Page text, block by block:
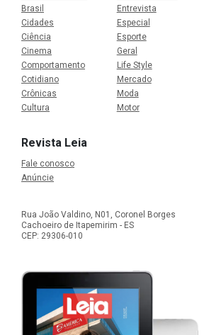
Brasil
Cidades
Ciência
Cinema
Comportamento
Cotidiano
Crônicas
Cultura
Entrevista
Especial
Esporte
Geral
Life Style
Mercado
Moda
Motor
Revista Leia
Fale conosco
Anúncie
Rua João Valdino, N01, Coronel Borges
Cachoeiro de Itapemirim - ES
CEP: 29306-010